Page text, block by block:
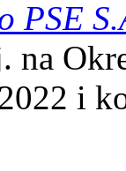
PSE
na
i